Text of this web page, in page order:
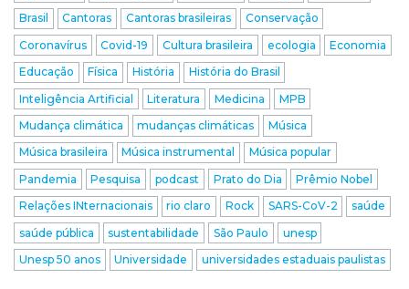
Brasil
Cantoras Cantoras brasileiras
Conservação
Coronavírus
Covid-19 Cultura brasileira ecologia
Economia
Educação
Física História
História do Brasil
Inteligência Artificial
Literatura Medicina
MPB
Mudança climática
mudanças climáticas
Música
Música brasileira
Música instrumental
Música popular
Pandemia
Pesquisa podcast Prato do Dia
Prêmio Nobel
Relações INternacionais
rio claro Rock SARS-CoV-2
saúde
saúde pública
sustentabilidade São Paulo
unesp
Unesp 50 anos
Universidade universidades estaduais paulistas